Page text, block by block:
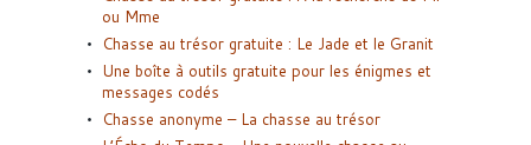
ou Mme
Chasse au trésor gratuite : Le Jade et le Granit
Une boîte à outils gratuite pour les énigmes et
messages codés
Chasse anonyme – La chasse au trésor